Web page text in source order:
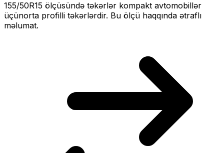
155/50R15 ölçüsündə təkərlər kompakt avtomobillər
üçünorta profilli təkərlərdir. Bu ölçü haqqında ətraflı
məlumat.